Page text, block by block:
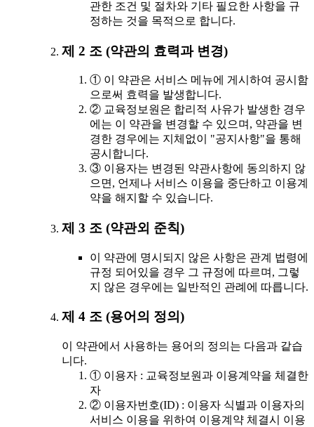
관한 조건 및 절차와 기타 필요한 사항을 규
정하는 것을 목적으로 합니다.
제 2 조 (약관의 효력과 변경)
① 이 약관은 서비스 메뉴에 게시하여 공시함
으로써 효력을 발생합니다.
② 교육정보원은 합리적 사유가 발생한 경우
에는 이 약관을 변경할 수 있으며, 약관을 변
경한 경우에는 지체없이 "공지사항"을 통해
공시합니다.
③ 이용자는 변경된 약관사항에 동의하지 않
으면, 언제나 서비스 이용을 중단하고 이용계
약을 해지할 수 있습니다.
제 3 조 (약관외 준칙)
이 약관에 명시되지 않은 사항은 관계 법령에
규정 되어있을 경우 그 규정에 따르며, 그렇
지 않은 경우에는 일반적인 관례에 따릅니다.
제 4 조 (용어의 정의)
이 약관에서 사용하는 용어의 정의는 다음과 같습
니다.
① 이용자 : 교육정보원과 이용계약을 체결한
자
② 이용자번호(ID) : 이용자 식별과 이용자의
서비스 이용을 위하여 이용계약 체결시 이용